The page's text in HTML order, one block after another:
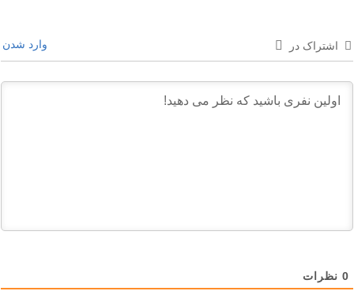
اشتراک در وارد شدن
0 نظرات